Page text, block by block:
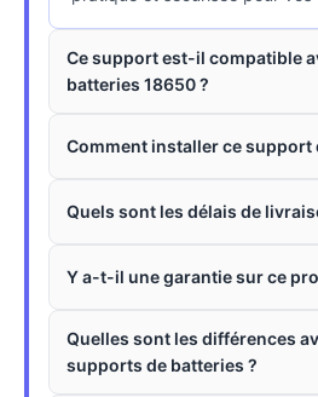
Ce support est-il compatible
batteries 18650 ?
Comment installer ce support
Quels sont les délais de
Y a-t-il une garantie sur ce
Quelles sont les différences
supports de batteries ?